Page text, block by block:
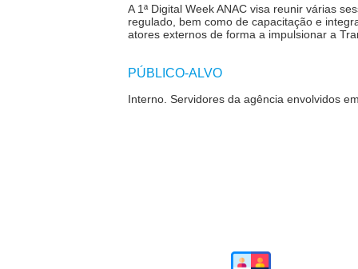
A 1ªDigital Week ANAC visa reunir várias
regulado, bem como de capacitação e
atores externos de forma a impulsionar a
PÚBLICO-ALVO
Interno. Servidores da agência envolvidos